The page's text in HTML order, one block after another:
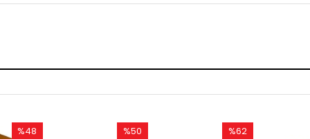
%48
%50
%62